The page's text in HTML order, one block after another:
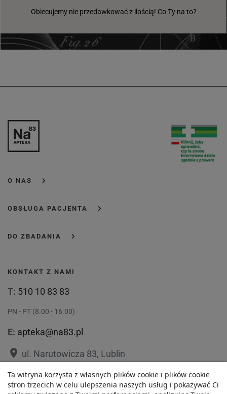
14,43 zł
Obiecujemy nie przedawkować z ilością! Co Ty na to?
O NAS
OBSŁUGA PACJENTA
DO ZBADANIA
KONTAKT Z NAMI
T: 510 10 83 83
PN - PT (8.00 - 16.00)
E: apteka@na83.pl
place ul. Narutowicza 83, Lublin
placeul. 1 Maja 36, Lublin
Ta witryna korzysta z własnych plików cookie i plików cookie
stron trzecich w celu ulepszenia naszych usług i pokazywać Ci